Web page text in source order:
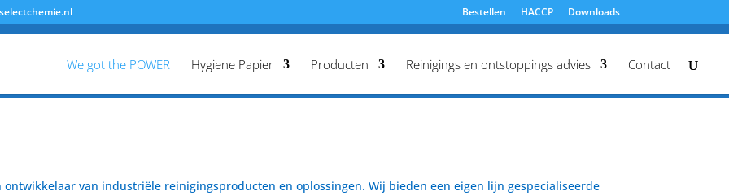
Bestellen HACCP Downloads
We got the POWER Hygiene Papier Producten Reinigings en ontstoppings advies Contact
ontwikkelaar van industriële reinigingsproducten en oplossingen. Wij bieden een eigen lijn gespecialiseerde